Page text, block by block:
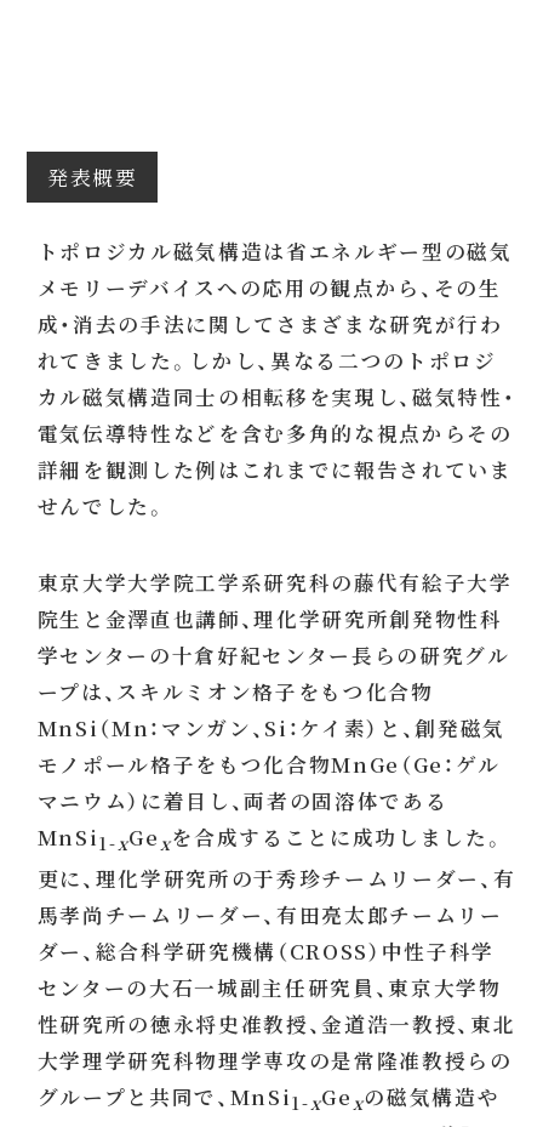
発表概要
トポロジカル磁気構造は省エネルギー型の磁気
メモリーデバイスへの応用の観点から、その生
成・消去の手法に関してさまざまな研究が行わ
れてきました。しかし、異なる二つのトポロジ
カル磁気構造同士の相転移を実現し、磁気特性・
電気伝導特性などを含む多角的な視点からその
詳細を観測した例はこれまでに報告されていま
せんでした。
東京大学大学院工学系研究科の藤代有絵子大学
院生と金澤直也講師、理化学研究所創発物性科
学センターの十倉好紀センター長らの研究グル
ープは、スキルミオン格子をもつ化合物
MnSi（Mn：マンガン、Si：ケイ素）と、創発磁気
モノポール格子をもつ化合物MnGe（Ge：ゲル
マニウム）に着目し、両者の固溶体である
MnSi1-xGexを合成することに成功しました。
更に、理化学研究所の于秀珍チームリーダー、有
馬孝尚チームリーダー、有田亮太郎チームリー
ダー、総合科学研究機構（CROSS）中性子科学
センターの大石一城副主任研究員、東京大学物
性研究所の徳永将史准教授、金道浩一教授、東北
大学理学研究科物理学専攻の是常隆准教授らの
グループと共同で、MnSi 1-xGexの磁気構造や